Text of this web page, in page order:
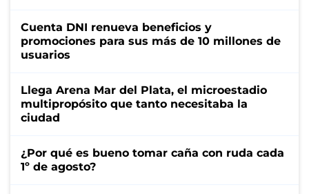
Cuenta DNI renueva beneficios y
promociones para sus más de 10 millones de
usuarios
Llega Arena Mar del Plata, el microestadio
multipropósito que tanto necesitaba la
ciudad
¿Por qué es bueno tomar caña con ruda cada
1º de agosto?